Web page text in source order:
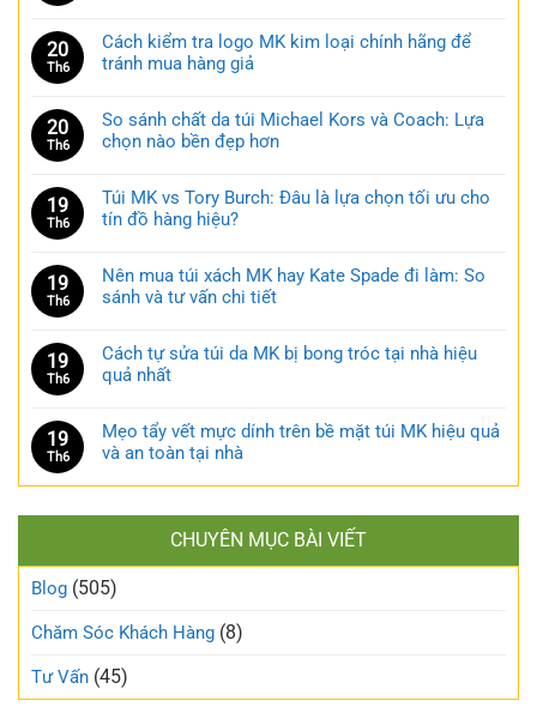
20
Th6
Cách kiểm tra logo MK kim loại chính hãng để
tránh mua hàng giả
20
Th6
So sánh chất da túi Michael Kors và Coach: Lựa
chọn nào bền đẹp hơn
19
Th6
Túi MK vs Tory Burch: Đâu là lựa chọn tối ưu cho
tín đồ hàng hiệu?
19
Th6
Nên mua túi xách MK hay Kate Spade đi làm: So
sánh và tư vấn chi tiết
19
Th6
Cách tự sửa túi da MK bị bong tróc tại nhà hiệu
quả nhất
19
Th6
Mẹo tẩy vết mực dính trên bề mặt túi MK hiệu quả
và an toàn tại nhà
CHUYÊN MỤC BÀI VIẾT
Blog (505)
Chăm Sóc Khách Hàng (8)
Tư Vấn (45)